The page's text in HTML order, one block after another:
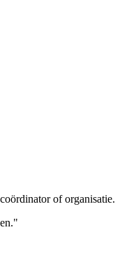
of organisatie.